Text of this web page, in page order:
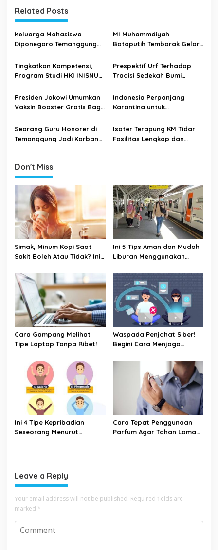
a
v
i
g
a
t
o
Related Posts
Keluarga Mahasiswa
Diponegoro Temanggung
Implementasikan Tri
Dharma Perguruan Tinggi
MI Muhammdiyah
Botoputih Tembarak Gelar
Bersih-bersih
Tingkatkan Kompetensi,
Program Studi HKI INISNU
Prespektif Urf Terhadap
Tradisi Sedekah Bumi
Khususnya Tanah Jawa
Presiden Jokowi Umumkan
Vaksin Booster Gratis Bagi
Indonesia Perpanjang
Karantina untuk
Jadi 7 Hari
Seorang Guru Honorer di
Temanggung Jadi Korban
Isoter Terapung KM Tidar
Fasilitas Lengkap dan
Don't Miss
Simak, Minum Kopi Saat
Sakit Boleh Atau Tidak? Ini
Ini 5 Tips Aman dan Mudah
Liburan Menggunakan
Cara Gampang Melihat
Tipe Laptop Tanpa Ribet!
Waspada Penjahat Siber!
Begini Cara Menjaga
Ini 4 Tipe Kepribadian
Seseorang Menurut
Cara Tepat Penggunaan
Parfum Agar Tahan Lama
Leave a Reply
Your email address will not be published. Required fields are
marked *